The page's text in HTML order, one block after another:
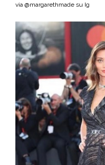
via @margarethmade su Ig